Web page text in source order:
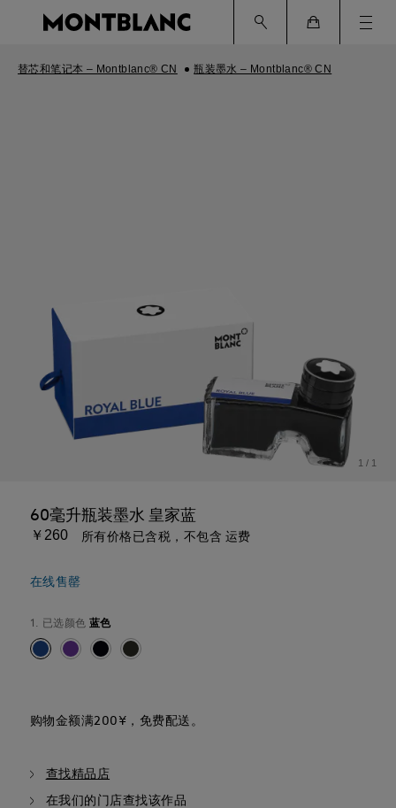
替芯和笔记本 – Montblanc® CN 瓶装墨水 – Montblanc® CN
1 / 1
60毫升瓶装墨水 皇家蓝
￥260 所有价格已含税，不包含 运费
在线售罄
1. 已选颜色 蓝色
购物金额满200¥，免费配送。
查找精品店
在我们的门店查找该作品